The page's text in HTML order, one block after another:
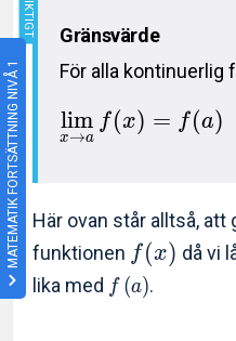
MATEMATIK FORTSÄTTNING NIVÅ 1
Gränsvärde
För alla kontinuerlig
x→a
lim f (x) = f(a)
Här ovan står alltså,
funktionen f(x) då vi
lika med f (a).